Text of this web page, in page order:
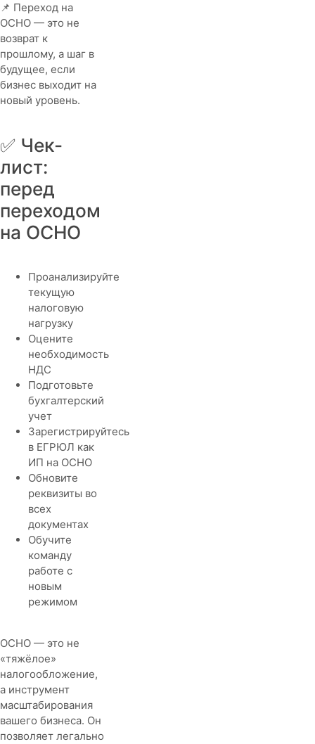
📌 Переход на
ОСНО — это не
возврат к
прошлому, а шаг в
будущее, если
бизнес выходит на
новый уровень.
✅ Чек-
лист:
перед
переходом
на ОСНО
Проанализируйте
текущую
налоговую
нагрузку
Оцените
необходимость
НДС
Подготовьте
бухгалтерский
учет
Зарегистрируйтесь
в ЕГРЮЛ как
ИП на ОСНО
Обновите
реквизиты во
всех
документах
Обучите
команду
работе с
новым
режимом
ОСНО — это не
«тяжёлое»
налогообложение,
а инструмент
масштабирования
вашего бизнеса. Он
позволяет легально